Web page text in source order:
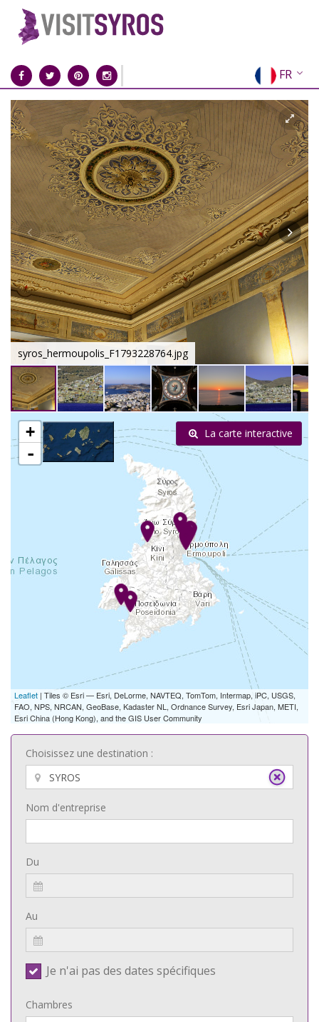
FR
EN
EL
DE
IT
ES
RU
CN
syros_hermoupolis_F1793228764.jpg
+
-
Leaflet | Tiles © Esri — Esri, DeLorme, NAVTEQ, TomTom, Intermap, iPC, USGS,
FAO, NPS, NRCAN, GeoBase, Kadaster NL, Ordnance Survey, Esri Japan, METI,
Esri China (Hong Kong), and the GIS User Community
La carte interactive
Choisissez une destination :
Nom d'entreprise
Du
Au
Je n'ai pas des dates spécifiques
Chambres